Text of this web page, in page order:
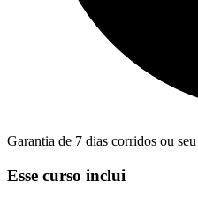
Garantia de 7 dias corridos ou
Esse curso inclui